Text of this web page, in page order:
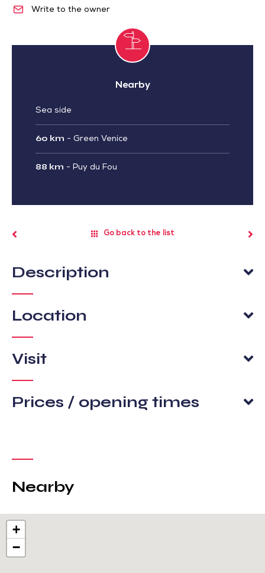
Write to the owner
Nearby
Sea side
60 km - Green Venice
88 km - Puy du Fou
Go back to the list
Description
Location
Visit
Prices / opening times
Nearby
+
−